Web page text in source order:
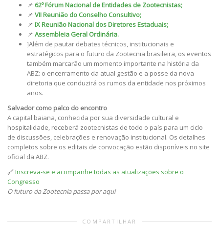
📌 62º Fórum Nacional de Entidades de Zootecnistas;
📌 VII Reunião do Conselho Consultivo;
📌 IX Reunião Nacional dos Diretores Estaduais;
📌 Assembleia Geral Ordinária.
]Além de pautar debates técnicos, institucionais e
estratégicos para o futuro da Zootecnia brasileira, os eventos
também marcarão um momento importante na história da
ABZ: o encerramento da atual gestão e a posse da nova
diretoria que conduzirá os rumos da entidade nos próximos
anos.
Salvador como palco do encontro
A capital baiana, conhecida por sua diversidade cultural e
hospitalidade, receberá zootecnistas de todo o país para um ciclo
de discussões, celebrações e renovação institucional. Os detalhes
completos sobre os editais de convocação estão disponíveis no site
oficial da ABZ.
🔗 Inscreva-se e acompanhe todas as atualizações sobre o
Congresso
O futuro da Zootecnia passa por aqui
COMPARTILHAR